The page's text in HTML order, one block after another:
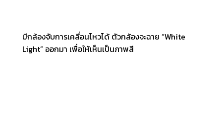
มีกล้องจับการเคลื่อนไหวได้ ตัวกล้องจะฉาย “White
Light” ออกมา เพื่อให้เห็นเป็นภาพสี